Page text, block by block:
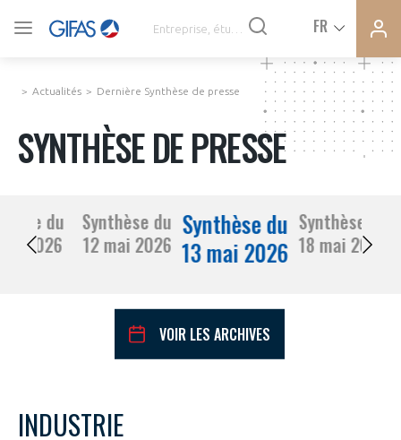
FR
SYNTHÈSE DE PRESSE
Actualités Dernière Synthèse de presse
SYNTHÈSE DE PRESSE
du
11 mai 2026
Synthèse du
12 mai 2026
Synthèse du
13 mai 2026
Synthèse du
18 mai 2026
VOIR LES ARCHIVES
INDUSTRIE
VOUS ÊTES ADHÉRENTS
PAS ENCORE ADHÉRENT ?
DEMANDE D’ADHÉSION
Avez-vous un statut de droit français ?